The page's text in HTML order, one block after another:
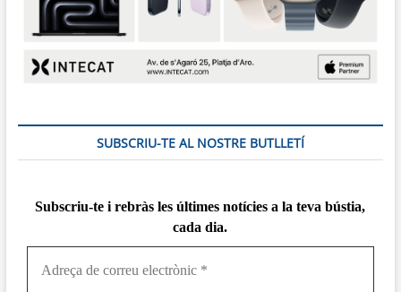
SUBSCRIU-TE AL NOSTRE BUTLLETÍ
Subscriu-te i rebràs lesúltimes notícies a la teva bústia,
cada dia.